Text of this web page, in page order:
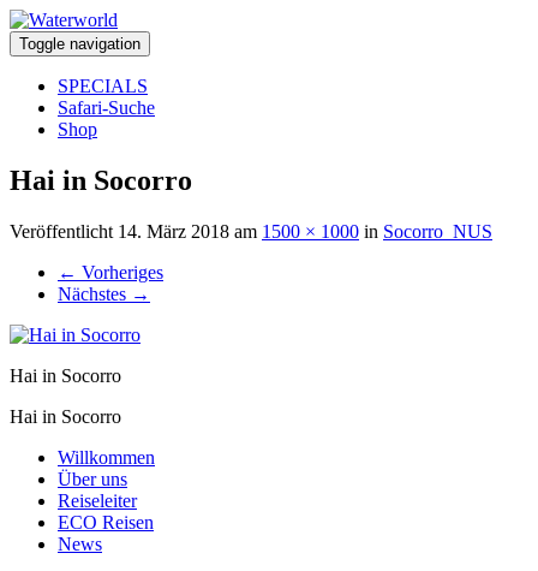
Toggle navigation
SPECIALS
Safari-Suche
Shop
Hai in Socorro
Veröffentlicht 14. März 2018 am 1500 × 1000 in Socorro_NUS
← Vorheriges
Nächstes →
Hai in Socorro
Hai in Socorro
Willkommen
Über uns
Reiseleiter
ECO Reisen
News